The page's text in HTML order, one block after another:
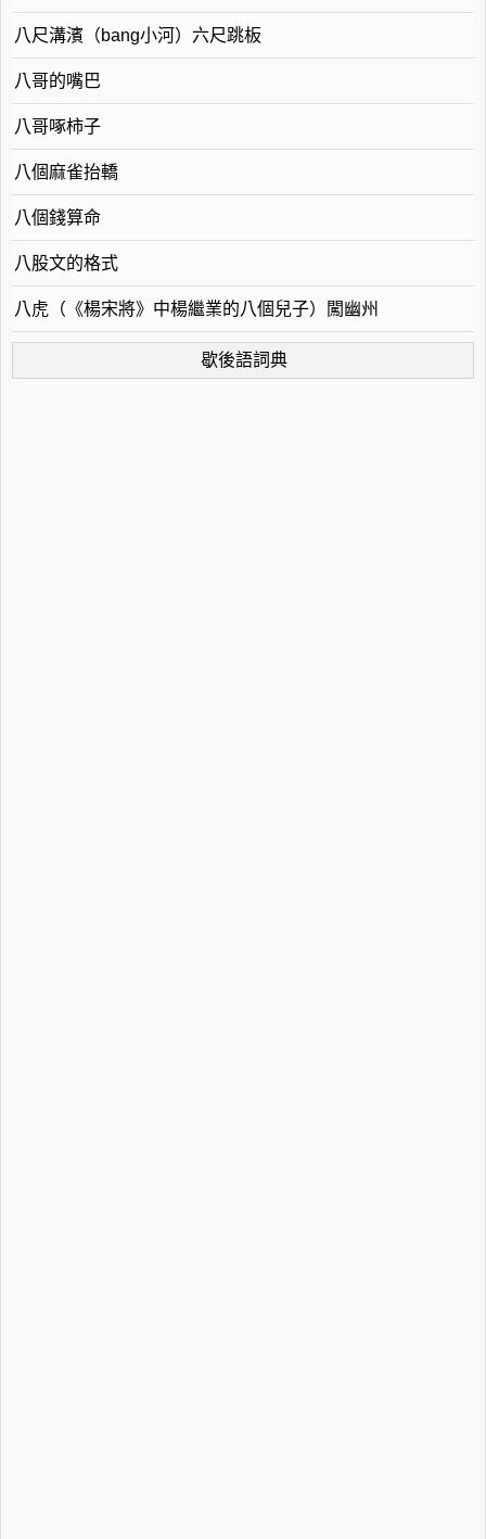
八尺溝濱（bang小河）六尺跳板
八哥的嘴巴
八哥啄柿子
八個麻雀抬轎
八個錢算命
八股文的格式
八虎（《楊宋將》中楊繼業的八個兒子）闖幽州
歇後語詞典